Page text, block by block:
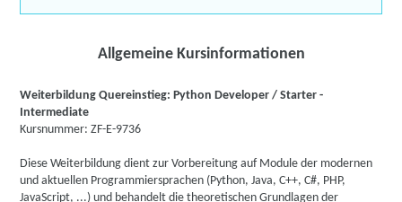
Allgemeine Kursinformationen
Weiterbildung Quereinstieg: Python Developer / Starter -
Intermediate
Kursnummer: ZF-E-9736
Diese Weiterbildung dient zur Vorbereitung auf Module der modernen
und aktuellen Programmiersprachen (Python, Java, C++, C#, PHP,
JavaScript, ...) und behandelt die theoretischen Grundlagen der